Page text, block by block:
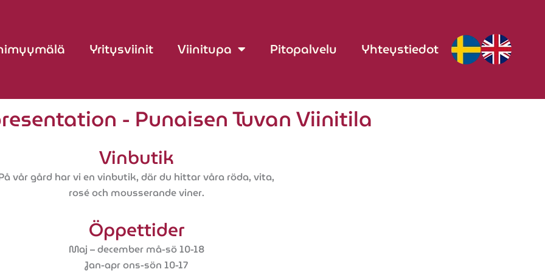
Yritysviinit Viinitupa Pitopalvelu Yhteystiedot
- Punaisen Tuvan Viinitila
Vinbutik
vår gård har vi en vinbutik, där du hittar våra röda, vita,
rosé och mousserande viner.
Öppettider
Maj – december må-sö 10-18
Jan-apr ons-sön 10-17